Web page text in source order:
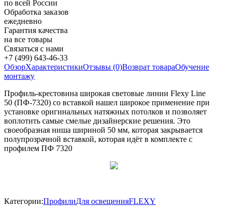
по всей России
Обработка заказов
ежедневно
Гарантия качества
на все товары
Связаться с нами
+7 (499) 643-46-33
ОбзорХарактеристикиОтзывы (0)Возврат товараОбучение
монтажу
Профиль-крестовина широкая световые линии Flexy Line
50 (ПФ-7320) со вставкой нашел широкое применение при
установке оригинальных натяжных потолков и позволяет
воплотить самые смелые дизайнерские решения. Это
своеобразная ниша шириной 50 мм, которая закрывается
полупрозрачной вставкой, которая идёт в комплекте с
профилем ПФ 7320
Категории:ПрофилиДля освещенияFLEXY